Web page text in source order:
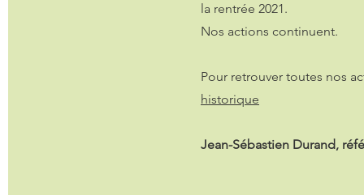
la rentrée 2021.
Nos actions continuent.
Pour retrouver toutes nos
historique
Jean-Sébastien Durand,